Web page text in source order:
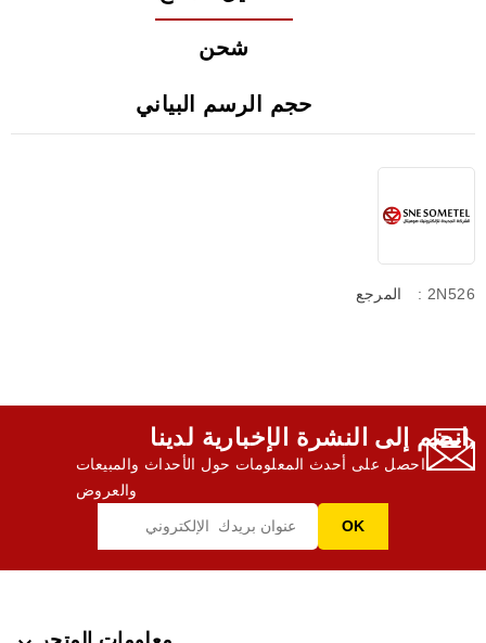
شحن
حجم الرسم البياني
المرجع : 2N526
انضم إلى النشرة الإخبارية لدينا,
احصل على أحدث المعلومات حول الأحداث والمبيعات
والعروض